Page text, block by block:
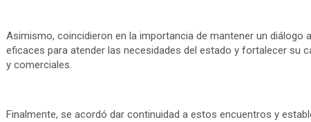
Asimismo, coincidieron en la importancia de mantener un diálogo
eficaces para atender las necesidades del estado y fortalecer su
y comerciales.
Finalmente, se acordó dar continuidad a estos encuentros y